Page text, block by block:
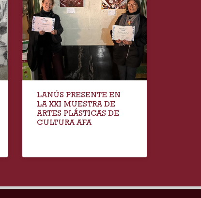
LANÚS PRESENTE EN
LA XXI MUESTRA DE
ARTES PLÁSTICAS DE
CULTURA AFA